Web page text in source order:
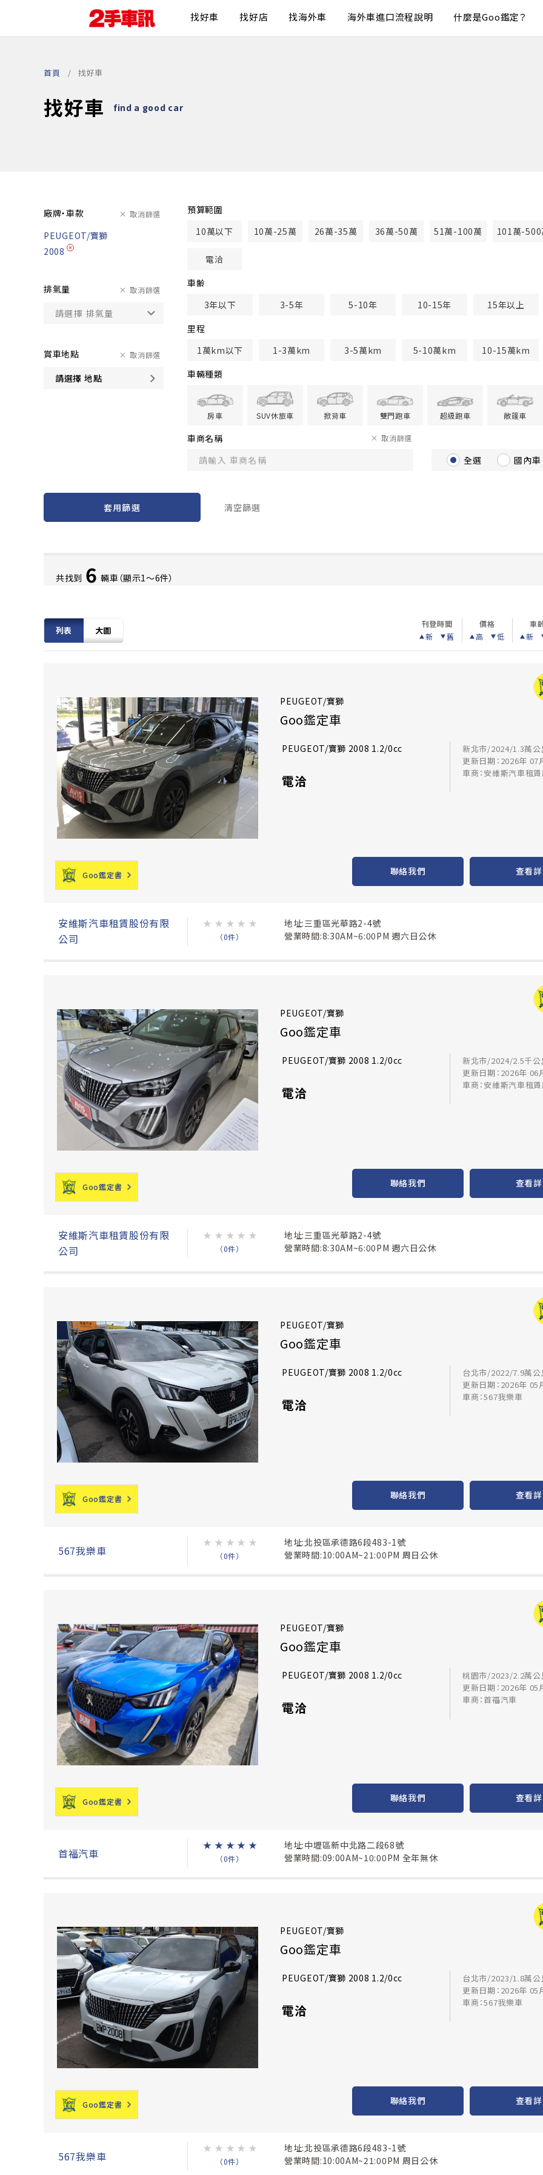
找好車 找好店 找海外車 海外車進口流程說明 什麼是Goo鑑定？
首頁 找好車
找好車 find a good car
廠牌・車款 取消篩選
PEUGEOT/寶獅
2008
排氣量 取消篩選
賞車地點
請選擇 地點
取消篩選
預算範圍
10萬以下
10萬-25萬 26萬-35萬 36萬-50萬 51萬-100萬 101萬-500
電洽
車齢
3年以下
3-5年 5-10年 10-15年
15年以上
里程
1萬km以下
1-3萬km 3-5萬km 5-10萬km
10-15萬km
車輛種類
房車 SUV休旅車 掀背車 雙門跑車 超級跑車 敞篷車
車商名稱 取消篩選
全選 國內車
套用篩選 清空篩選
共找到 6 輛車（顯示1〜6件）
列表 大圖
刊登時間
新
舊
價格
高
低
車
新
PEUGEOT/寶獅
Goo鑑定車
PEUGEOT/寶獅 2008 1.2/0cc
電洽
新北市/2024/1.3萬公
更新日期：2026年 07
車商：安維斯汽車租
Goo鑑定書 聯絡我們 查看
安維斯汽車租賃股份有限
公司
★ ★ ★ ★ ★
（0件）
地址:三重區光華路2-4號
營業時間:8:30AM~6:00PM 週六日公休
PEUGEOT/寶獅
Goo鑑定車
PEUGEOT/寶獅 2008 1.2/0cc
電洽
新北市/2024/2.5千公
更新日期：2026年 06
車商：安維斯汽車租
Goo鑑定書 聯絡我們 查看
安維斯汽車租賃股份有限
公司
★ ★ ★ ★ ★
（0件）
地址:三重區光華路2-4號
營業時間:8:30AM~6:00PM 週六日公休
PEUGEOT/寶獅
Goo鑑定車
PEUGEOT/寶獅 2008 1.2/0cc
電洽
台北市/2022/7.9萬公
更新日期：2026年 05
車商：567我樂車
Goo鑑定書 聯絡我們 查看
567我樂車
★ ★ ★ ★ ★
（0件）
地址:北投區承德路6段483-1號
營業時間:10:00AM~21:00PM 周日公休
PEUGEOT/寶獅
Goo鑑定車
PEUGEOT/寶獅 2008 1.2/0cc
電洽
桃園市/2023/2.2萬公
更新日期：2026年 05
車商：首福汽車
Goo鑑定書 聯絡我們 查看
首福汽車
★ ★ ★ ★ ★
（0件）
地址:中壢區新中北路二段68號
營業時間:09:00AM~10:00PM 全年無休
PEUGEOT/寶獅
Goo鑑定車
PEUGEOT/寶獅 2008 1.2/0cc
電洽
台北市/2023/1.8萬公
更新日期：2026年 05
車商：567我樂車
Goo鑑定書 聯絡我們 查看
567我樂車
★ ★ ★ ★ ★
（0件）
地址:北投區承德路6段483-1號
營業時間:10:00AM~21:00PM 周日公休